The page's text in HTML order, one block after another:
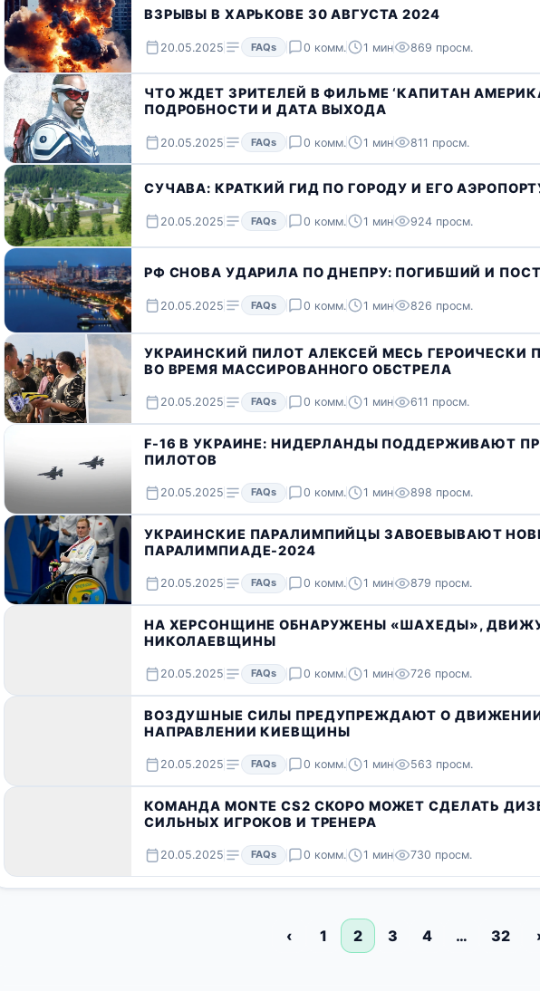
ВЗРЫВЫ В ХАРЬКОВЕ 30 АВГУСТА 2024
20.05.2025 FAQs 0 комм. 1 мин 869 просм.
ЧТО ЖДЕТ ЗРИТЕЛЕЙ В ФИЛЬМЕ ‘КАПИТАН
ПОДРОБНОСТИ И ДАТА ВЫХОДА
20.05.2025 FAQs 0 комм. 1 мин 811 просм.
СУЧАВА: КРАТКИЙ ГИД ПО ГОРОДУ И ЕГО
20.05.2025 FAQs 0 комм. 1 мин 924 просм.
РФ СНОВА УДАРИЛА ПО ДНЕПРУ: ПОГИБШИЙ И
20.05.2025 FAQs 0 комм. 1 мин 826 просм.
УКРАИНСКИЙ ПИЛОТ АЛЕКСЕЙ МЕСЬ ГЕРОИЧЕСКИ
ВО ВРЕМЯ МАССИРОВАННОГО ОБСТРЕЛА
20.05.2025 FAQs 0 комм. 1 мин 611 просм.
F-16 В УКРАИНЕ: НИДЕРЛАНДЫ ПОДДЕРЖИВАЮТ
ПИЛОТОВ
20.05.2025 FAQs 0 комм. 1 мин 898 просм.
УКРАИНСКИЕ ПАРАЛИМПИЙЦЫ ЗАВОЕВЫВАЮТ
ПАРАЛИМПИАДЕ-2024
20.05.2025 FAQs 0 комм. 1 мин 879 просм.
НА ХЕРСОНЩИНЕ ОБНАРУЖЕНЫ «ШАХЕДЫ»,
НИКОЛАЕВЩИНЫ
20.05.2025 FAQs 0 комм. 1 мин 726 просм.
ВОЗДУШНЫЕ СИЛЫ ПРЕДУПРЕЖДАЮТ О
НАПРАВЛЕНИИ КИЕВЩИНЫ
20.05.2025 FAQs 0 комм. 1 мин 563 просм.
КОМАНДА MONTE CS2 СКОРО МОЖЕТ СДЕЛАТЬ
СИЛЬНЫХ ИГРОКОВ И ТРЕНЕРА
20.05.2025 FAQs 0 комм. 1 мин 730 просм.
‹ 1 2 3 4 … 32